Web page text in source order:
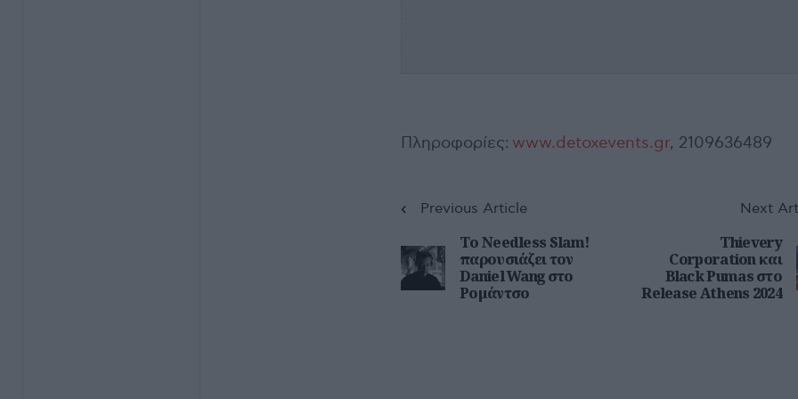
Πληροφορίες: www.detoxevents.gr, 2109636489
Previous Article
Το Needless Slam!
παρουσιάζει τον
Daniel Wang στο
Ρομάντσο
Next
Thievery
Corporation και
Black Pumas στο
Release Athens 2024